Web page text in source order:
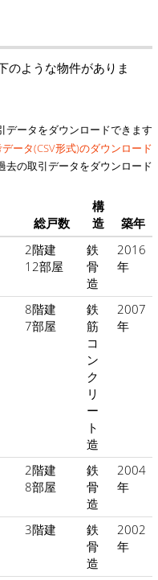
のような物件がありま
データをダウンロードできます
ータ(CSV形式)のダウンロード
の取引データをダウンロード
総戸数
構
造
築年
2階建
12部屋
鉄
骨
造
2016
年
8階建
7部屋
鉄
筋
コ
ン
ク
リ
ー
ト
造
2007
年
2階建
8部屋
鉄
骨
造
2004
年
3階建
鉄
骨
造
2002
年